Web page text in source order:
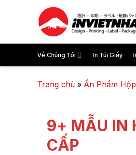
Về Chúng Tôi In Túi Giấy
Trang chủ » Ấn Phẩm
9+ MẪU IN
CẤP